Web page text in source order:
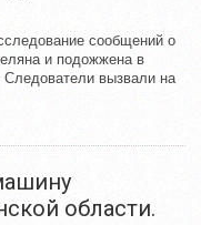
сообщений о
и подожжена в
вызвали на
области.